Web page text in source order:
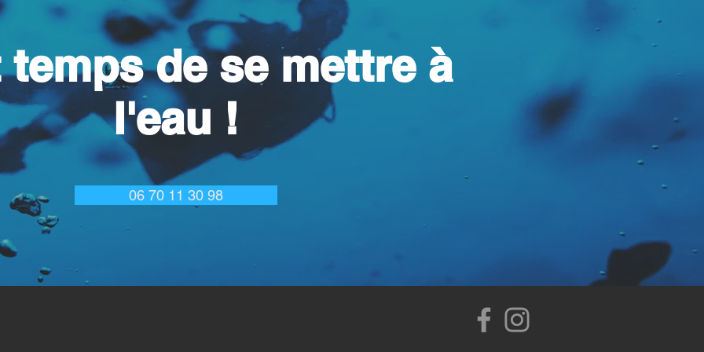
de se mettre à
l'eau !
06 70 11 30 98